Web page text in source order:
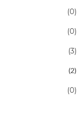
(0)
(0)
(3)
(2)
(0)